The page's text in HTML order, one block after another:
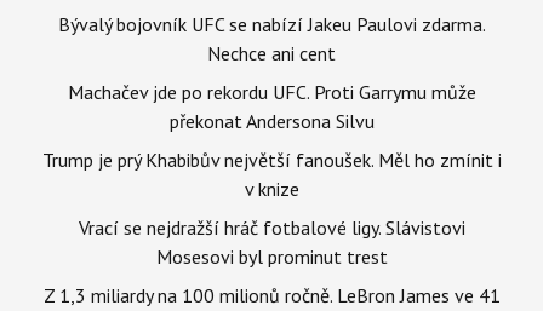
Bývalý bojovník UFC se nabízí Jakeu Paulovi zdarma.
Nechce ani cent
Machačev jde po rekordu UFC. Proti Garrymu může
překonat Andersona Silvu
Trump je prý Khabibův největší fanoušek. Měl ho zmínit i
v knize
Vrací se nejdražší hráč fotbalové ligy. Slávistovi
Mosesovi byl prominut trest
Z 1,3 miliardy na 100 milionů ročně. LeBron James ve 41